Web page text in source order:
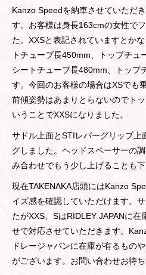
Kanzo Speedを納車させていただ
す。お客様は身長163cmの女性で
た。XXSと表記されていますとか
トチューブ長450mm、トップチュ
シートチューブ長480mm、トップ
す。今回のお客様の場合はXSでも
前傾姿勢はあまりとらないのでト
いうことでXXSになりました。
サドル上面とSTIレバーグリップ上
グしました。ヘッドスペーサーの
み合わせでもう少し上げることも下
現在TAKENAKA店頭にはKanzo
イズ感を確認していただけます。
たがXXS、SはRIDLEY JAPANに
せで対応させていただきます。
ドレージャパンに在庫が有るもの
がございます。お問い合わせお待ち